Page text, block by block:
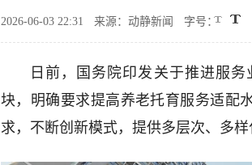
2026-06-03 22:31 来源：动静新闻 字号：
日前，国务院印发关于推进服
块，明确要求提高养老托育服务适配
求，不断创新模式，提供多层次、多样